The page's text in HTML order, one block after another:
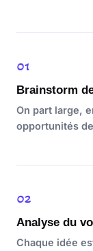
01
Brainstorm
On part large,
opportunités
02
Analyse du
Chaque idée